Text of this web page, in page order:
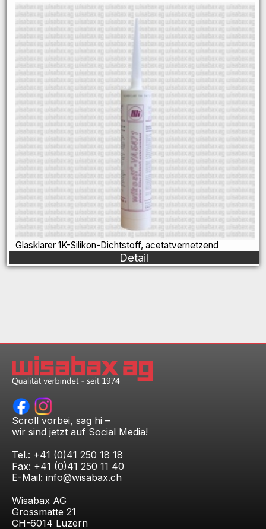
Glasklarer 1K-Silikon-Dichtstoff, acetatvernetzend
Detail
Scroll vorbei, sag hi –
wir sind jetzt auf Social Media!
Tel.: +41 (0)41 250 18 18
Fax: +41 (0)41 250 11 40
E-Mail: info@wisabax.ch
Wisabax AG
Grossmatte 21
CH-6014 Luzern